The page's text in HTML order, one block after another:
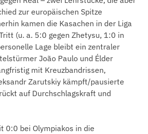
zur europäischen Spitze
kamen die Kasachen in der Liga
(u. a. 5:0 gegen Zhetysu, 1:0 in
Lage bleibt ein zentraler
João Paulo und Élder
mit Kreuzbandrissen,
Zarutskiy kämpft/pausierte
auf Durchschlagskraft und
0:0 bei Olympiakos in die